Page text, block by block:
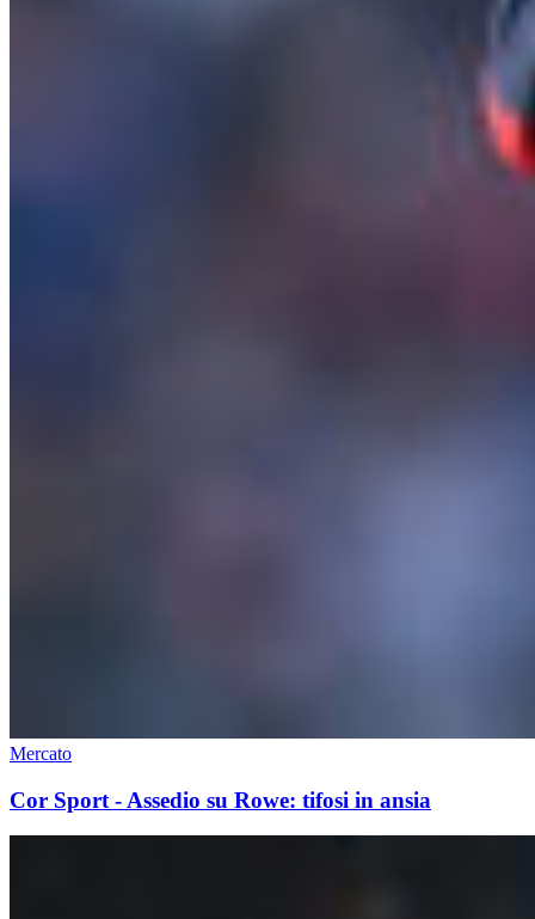
Mercato
Cor Sport - Assedio su Rowe: tifosi in ansia